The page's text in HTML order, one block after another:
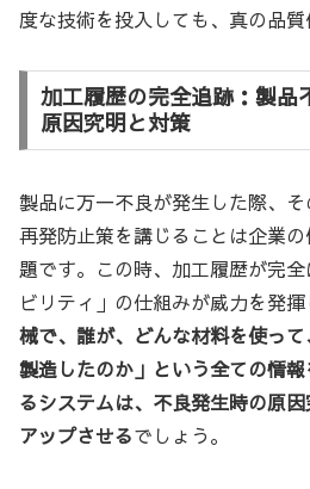
度な技術を投入しても、真の品質
加工履歴の完全追跡：製品
原因究明と対策
製品に万一不良が発生した際、そ
再発防止策を講じることは企業
題です。この時、加工履歴が完
ビリティ」の仕組みが威力を発揮
械で、誰が、どんな材料を使っ
製造したのか」という全ての情
るシステムは、不良発生時の原
アップさせるでしょう。